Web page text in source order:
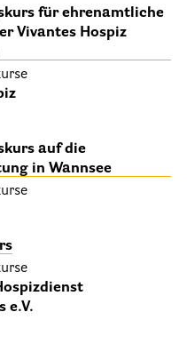
(Intranet)
–
für ehrenamtliche
Vivantes Hospiz
auf die
in Wannsee
e.V.